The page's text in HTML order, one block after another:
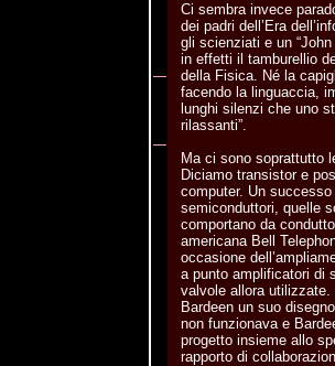
Ci sembra invece
dei padri dell’Era
gli scienziati e un
in effetti il tamburellio
della Fisica. Né la
facendo la linguaccia,
lunghi silenzi che uno
rilassanti”.
Ma ci sono soprattutto
Diciamo transistor e
computer. Un
semiconduttori, quelle
comportano da
americana Bell
occasione
a punto amplificatori di
valvole allora
Bardeen un suo
non funzionava e
progetto insieme allo
rapporto di